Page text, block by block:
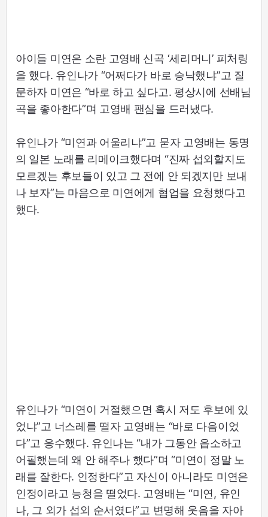
아이들 미연은 소란 고영배 신곡 ‘세리머니’ 피처링
을 했다. 유인나가 “어쩌다가 바로 승낙했냐”고 질
문하자 미연은 “바로 하고 싶다고. 평상시에 선배님
곡을 좋아한다”며 고영배 팬심을 드러냈다.
유인나가 “미연과 어울리냐”고 묻자 고영배는 동명
의 일본 노래를 리메이크했다며 “진짜 섭외할지도
모르겠는 후보들이 있고 그 전에 안 되겠지만 보내
나 보자”는 마음으로 미연에게 협업을 요청했다고
했다.
유인나가 “미연이 거절했으면 혹시 저도 후보에 있
었냐”고 너스레를 떨자 고영배는 “바로 다음이었
다”고 응수했다. 유인나는 “내가 그동안 읍소하고
어필했는데 왜 안 해주나 했다”며 “미연이 정말 노
래를 잘한다. 인정한다”고 자신이 아니라도 미연은
인정이라고 능청을 떨었다. 고영배는 “미연, 유인
나, 그 외가 섭외 순서였다”고 변명해 웃음을 자아